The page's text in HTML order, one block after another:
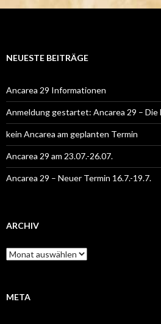
NEUESTE BEITRÄGE
Ancarea 29 Informationen
Anmeldung gestartet: Ancarea 29 –
kein Ancarea am geplanten Termin
Ancarea 29 am 23.07.-26.07.
Ancarea 29 – Neuer Termin 16.7.-19.7.
ARCHIV
Archiv
META